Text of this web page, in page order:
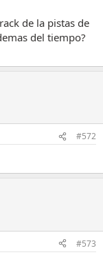
de la pistas de
del tiempo?
#572
#573